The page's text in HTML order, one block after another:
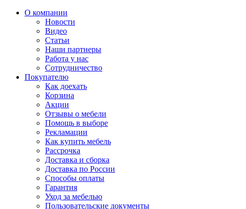
О компании
Новости
Видео
Статьи
Наши партнеры
Работа у нас
Сотрудничество
Покупателю
Как доехать
Корзина
Акции
Отзывы о мебели
Помощь в выборе
Рекламации
Как купить мебель
Рассрочка
Доставка и сборка
Доставка по России
Способы оплаты
Гарантия
Уход за мебелью
Пользовательские документы